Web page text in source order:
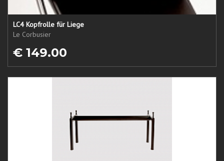
LC4 Kopfrolle für Liege
Le Corbusier
€ 149.00